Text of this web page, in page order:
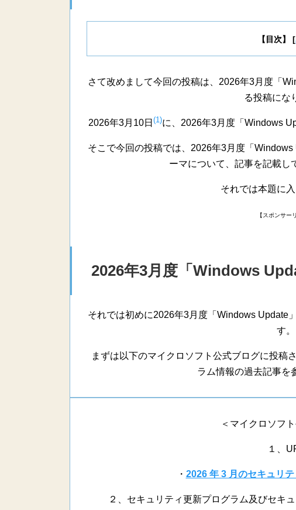
【目次】 [
さて改めまして今回の投稿は、2026年3月度「
る投稿にな
2026年3月10日 (1)に、2026年3月度「Windows
そこで今回の投稿では、2026年3月度「
ーマについて、記事を記載し
それでは本題に入
【スポンサー
2026年3月度「Windows
それでは初めに2026年3月度「Windows Update
す。
まずは以下のマイクロソフト公式ブログに投稿
ラム情報の過去記事を
＜マイクロソフ
１、
・ 2026 年 3 月のセキュリ
２、セキュリティ更新プログラム及びセキ